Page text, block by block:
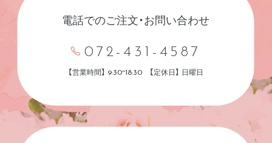
電話でのご注文・お問い合わせ
072-431-4587
【営業時間】 9:30~18:30 【定休日】 日曜日